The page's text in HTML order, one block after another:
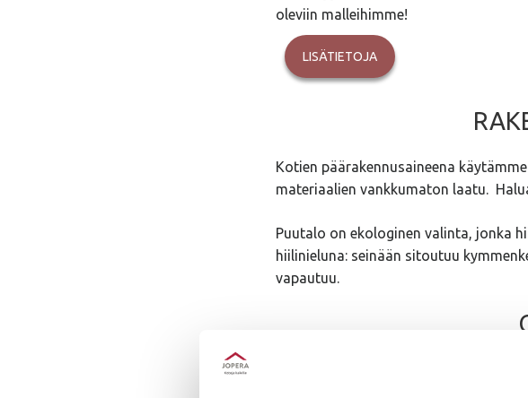
oleviin malleihimme!
LISÄTIETOJA
Kotien päärakennusaineena
materiaalien vankkumaton laatu.
Puutalo on ekologinen valinta, jonka
hiilinieluna: seinään sitoutuu
vapautuu.